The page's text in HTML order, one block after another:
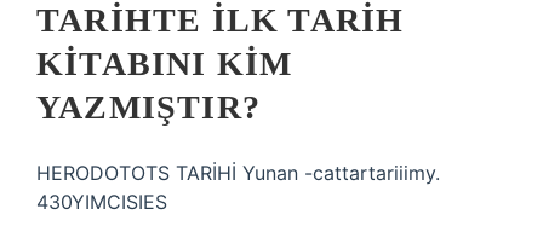
TARIHTE ILK TARIH
KITABINI KIM
YAZMIŞTIR?
HERODOTOTS TARİHİ Yunan -cattartariiimy.
430YIMCISIES